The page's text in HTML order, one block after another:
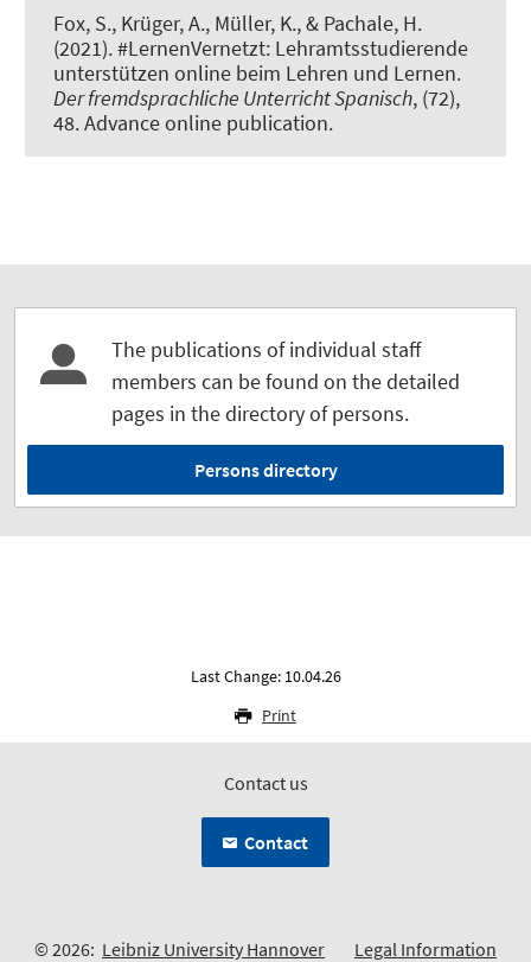
Fox, S., Krüger, A., Müller, K., & Pachale, H.
(2021).#LernenVernetzt: Lehramtsstudierende
unterstützen online beim Lehren und Lernen.
Der fremdsprachliche Unterricht Spanisch, (72),
48. Advance online publication.
The publications of individual staff
members can be found on the detailed
pages in the directory of persons.
Persons directory
Last Change: 10.04.26
Print
Contact us
Contact
© 2026: Leibniz University Hannover Legal Information